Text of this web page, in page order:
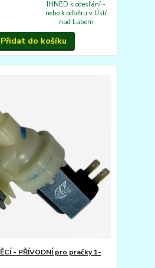
IHNED k odeslání -
nebo k odběru v Ústí
nad Labem
Přidat do košíku
- PŘÍVODNÍ pro pračky 1-